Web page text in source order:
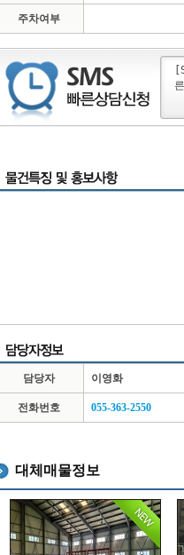
주차여부
담당자 이영화
전화번호 055-363-2550
대체매물정보